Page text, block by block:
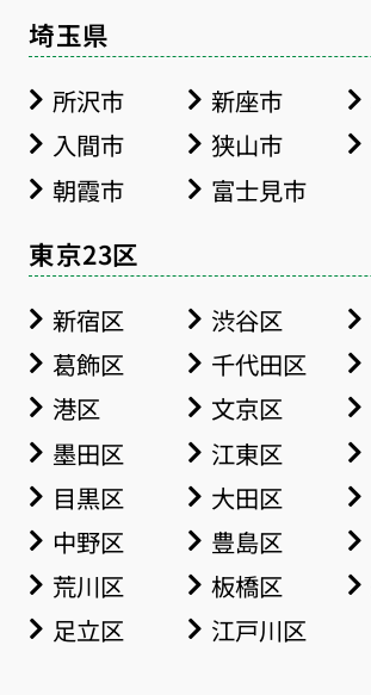
埼玉県
所沢市 新座市
入間市
狭山市
朝霞市
富士見市
東京23区
新宿区 渋谷区
葛飾区
千代田区
港区
文京区
墨田区
江東区
目黒区
大田区
中野区
豊島区
荒川区
板橋区
足立区
江戸川区